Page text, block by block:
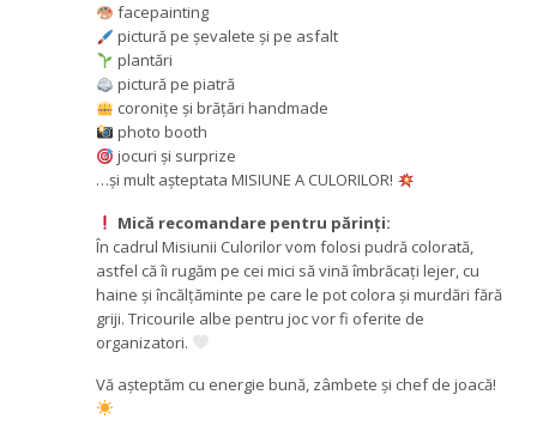
facepainting
pictură pe șevalete și pe asfalt
plantări
pictură pe piatră
coronițe și brățări handmade
photo booth
jocuri și surprize
…și mult așteptata MISIUNE A CULORILOR!
Mică recomandare pentru părinți:
În cadrul Misiunii Culorilor vom folosi pudră colorată,
astfel că îi rugăm pe cei mici să vină îmbrăcați lejer, cu
haine și încălțăminte pe care le pot colora și murdări fără
griji. Tricourile albe pentru joc vor fi oferite de
organizatori.
Vă așteptăm cu energie bună, zâmbete și chef de joacă!